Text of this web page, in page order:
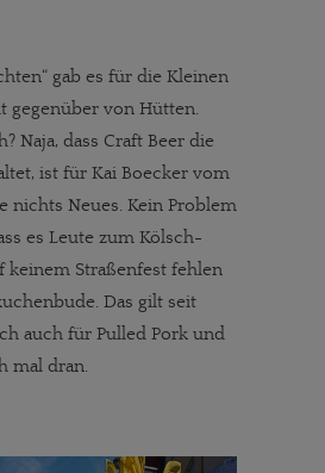
gab es für die Kleinen
gegenüber von Hütten.
Naja, dass Craft Beer die
ist für Kai Boecker vom
nichts Neues. Kein Problem
es Leute zum Kölsch-
keinem Straßenfest fehlen
Das gilt seit
auch für Pulled Pork und
mal dran.